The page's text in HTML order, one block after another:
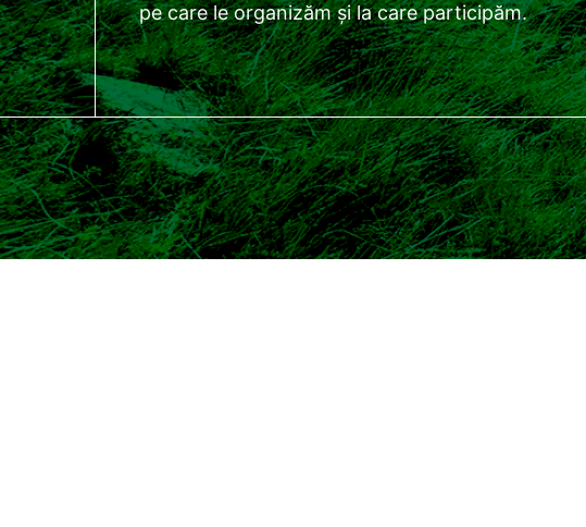
pe care le organizăm și la care participăm.